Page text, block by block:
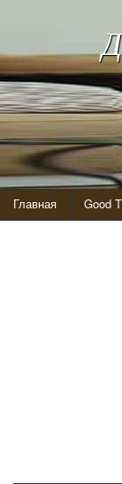
Главная Good